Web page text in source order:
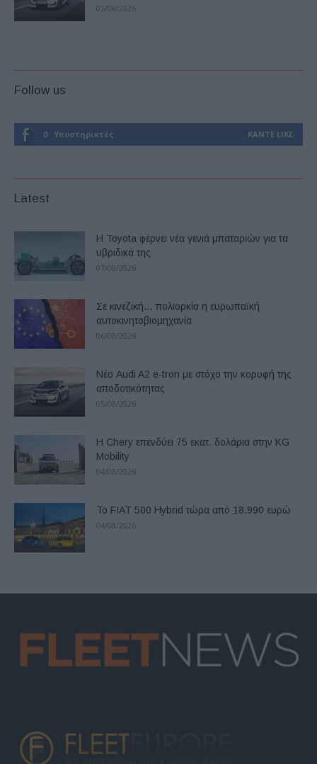
05/08/2026
Follow us
0 Υποστηρικτές ΚΆΝΤΕ LIKE
Latest
Η Toyota φέρνει νέα γενιά μπαταριών για τα
υβριδικά της
07/08/2026
Σε κινεζική… πολιορκία η ευρωπαϊκή
αυτοκινητοβιομηχανία
06/08/2026
Νέο Audi A2 e-tron με στόχο την κορυφή της
αποδοτικότητας
05/08/2026
Η Chery επενδύει 75 εκατ. δολάρια στην KG
Mobility
04/08/2026
Το FIAT 500 Hybrid τώρα από 18.990 ευρώ
04/08/2026